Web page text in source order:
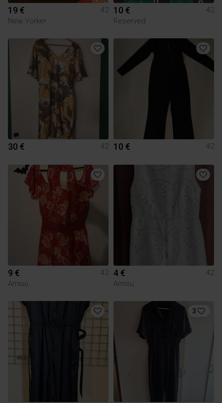
19 €
42
New Yorker
10 €
42
Reserved
30 € 42 10 € 42
9 €
42
Amisu
4 €
42
Amisu
3